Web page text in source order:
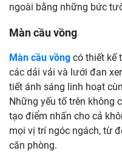
ngoài bằng những bức
Màn cầu vồng
Màn cầu vồng có thiết kế
các dải vải và lưới đan
tiết ánh sáng linh hoạt
Những yếu tố trên không
tạo điểm nhấn cho cả
mọi vị trí ngóc ngách, từ
căn phòng.